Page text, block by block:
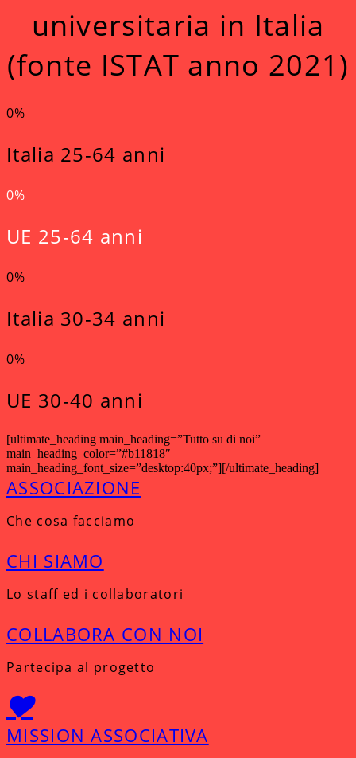
universitaria in Italia
(fonte ISTAT anno 2021)
0%
Italia 25-64 anni
0%
UE 25-64 anni
0%
Italia 30-34 anni
0%
UE 30-40 anni
[ultimate_heading main_heading=”Tutto su di noi”
main_heading_color=”#b11818″
main_heading_font_size=”desktop:40px;”][/ultimate_heading]
ASSOCIAZIONE
Che cosa facciamo
CHI SIAMO
Lo staff ed i collaboratori
COLLABORA CON NOI
Partecipa al progetto
MISSION ASSOCIATIVA